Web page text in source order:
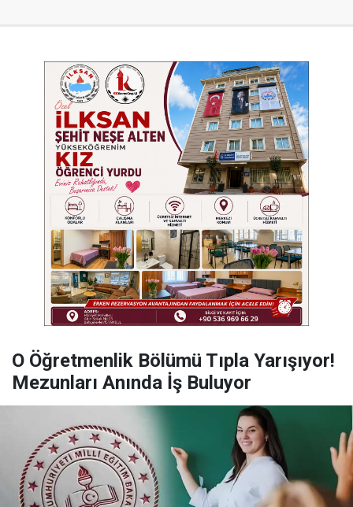
O Öğretmenlik Bölümü Tıpla Yarışıyor!
Mezunları Anında İş Buluyor